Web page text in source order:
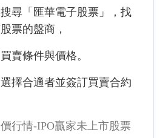
尋「匯華電子股票」，找
票的盤商，
賣條件與價格。
擇合適者並簽訂買賣合約
行情-IPO贏家未上市股票